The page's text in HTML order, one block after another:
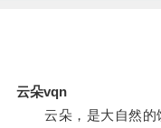
云朵vqn
云朵，是大自然的